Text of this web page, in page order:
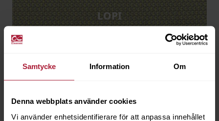
Samtycke Information Om
Denna webbplats använder cookies
Vi använder enhetsidentifierare för att anpassa innehållet
LOPI